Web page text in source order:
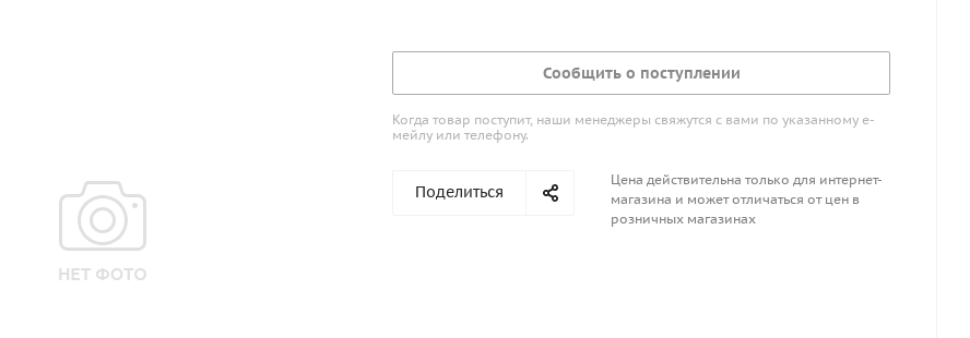
Сообщить о поступлении
Когда товар поступит, наши менеджеры свяжутся с вами по указанному е-
мейлу или телефону.
Поделиться
Цена действительна только для интернет-
магазина и может отличаться от цен в
розничных магазинах